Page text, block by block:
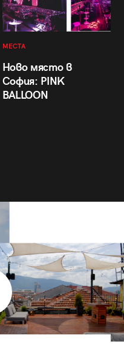
МЕСТА
Ново място в
София: PINK
BALLOON